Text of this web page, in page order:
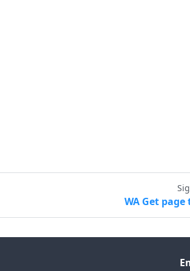
WA Get